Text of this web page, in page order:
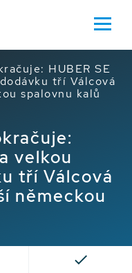
HUBER SE
tří Válcová
spalovnu kalů
velkou
tří Válcová
německou